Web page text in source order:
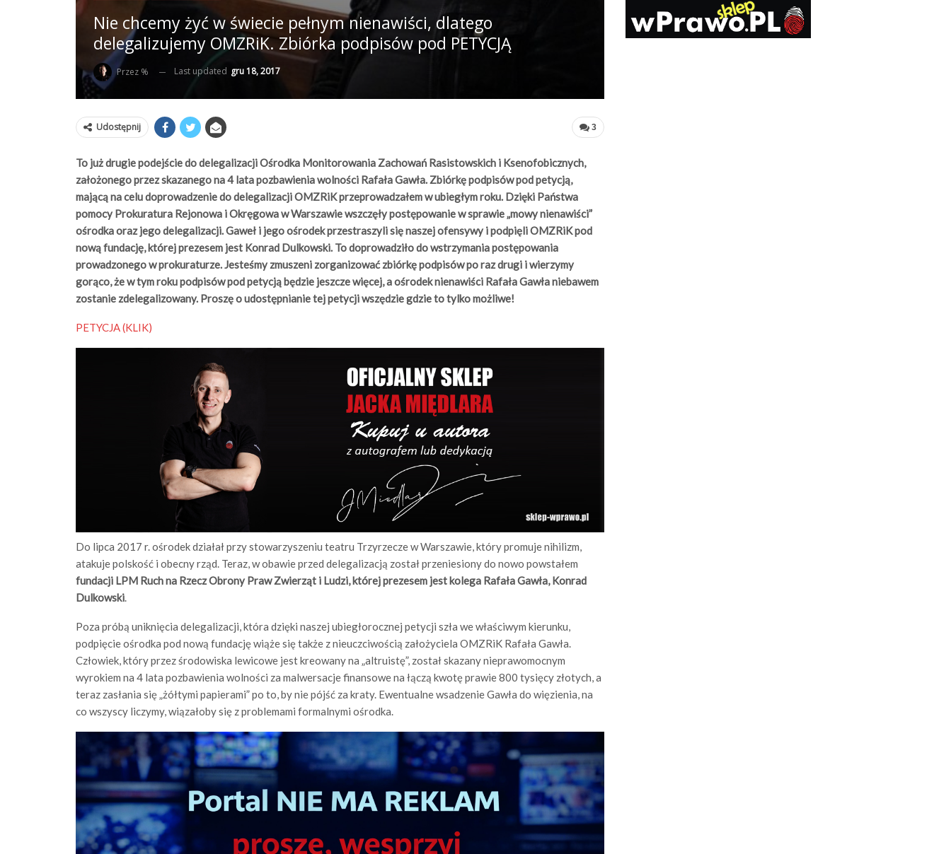
Nie chcemy żyć w świecie pełnym nienawiści, dlatego
delegalizujemy OMZRiK. Zbiórka podpisów pod PETYCJĄ
Przez % Last updated gru 18, 2017
3
Udostępnij
To już drugie podejście do delegalizacji Ośrodka Monitorowania Zachowań Rasistowskich i Ksenofobicznych,
założonego przez skazanego na 4 lata pozbawienia wolności Rafała Gawła. Zbiórkę podpisów pod petycją,
mającą na celu doprowadzenie do delegalizacji OMZRiK przeprowadzałem w ubiegłym roku. Dzięki Państwa
pomocy Prokuratura Rejonowa i Okręgowa w Warszawie wszczęły postępowanie w sprawie „mowy nienawiści”
ośrodka oraz jego delegalizacji. Gaweł i jego ośrodek przestraszyli się naszej ofensywy i podpięli OMZRiK pod
nową fundację, której prezesem jest Konrad Dulkowski. To doprowadziło do wstrzymania postępowania
prowadzonego w prokuraturze. Jesteśmy zmuszeni zorganizować zbiórkę podpisów po raz drugi i wierzymy
gorąco, że w tym roku podpisów pod petycją będzie jeszcze więcej, a ośrodek nienawiści Rafała Gawła niebawem
zostanie zdelegalizowany. Proszę o udostępnianie tej petycji wszędzie gdzie to tylko możliwe!
PETYCJA (KLIK)
Do lipca 2017 r. ośrodek działał przy stowarzyszeniu teatru Trzyrzecze w Warszawie, który promuje nihilizm,
atakuje polskość i obecny rząd. Teraz, w obawie przed delegalizacją został przeniesiony do nowo powstałem
fundacji LPM Ruch na Rzecz Obrony Praw Zwierząt i Ludzi, której prezesem jest kolega Rafała Gawła, Konrad
Dulkowski.
Poza próbą uniknięcia delegalizacji, która dzięki naszej ubiegłorocznej petycji szła we właściwym kierunku,
podpięcie ośrodka pod nową fundację wiąże się także z nieuczciwością założyciela OMZRiK Rafała Gawła.
Człowiek, który przez środowiska lewicowe jest kreowany na „altruistę”, został skazany nieprawomocnym
wyrokiem na 4 lata pozbawienia wolności za malwersacje finansowe na łączą kwotę prawie 800 tysięcy złotych, a
teraz zasłania się „żółtymi papierami” po to, by nie pójść za kraty. Ewentualne wsadzenie Gawła do więzienia, na
co wszyscy liczymy, wiązałoby się z problemami formalnymi ośrodka.